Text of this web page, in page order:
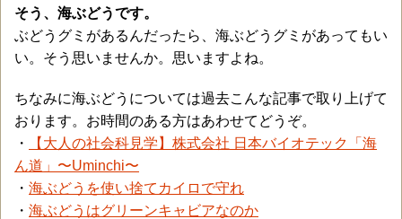
そう、海ぶどうです。
ぶどうグミがあるんだったら、海ぶどうグミがあってもい
い。そう思いませんか。思いますよね。
ちなみに海ぶどうについては過去こんな記事で取り上げて
おります。お時間のある方はあわせてどうぞ。
・
【大人の社会科見学】株式会社 日本バイオテック「海
ん道」〜Uminchi〜
・ 海ぶどうを使い捨てカイロで守れ
・ 海ぶどうはグリーンキャビアなのか